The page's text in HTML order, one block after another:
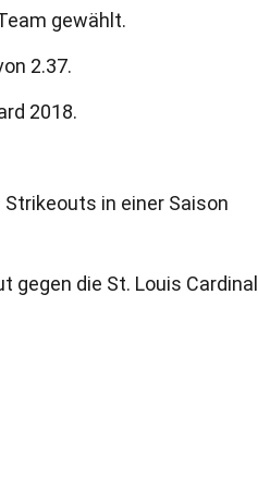
gewählt.
2.37.
2018.
in einer Saison
gegen die St. Louis